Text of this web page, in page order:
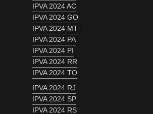
IPVA 2024 AC
IPVA 2024 GO
IPVA 2024 MT
IPVA 2024 PA
IPVA 2024 PI
IPVA 2024 RR
IPVA 2024 TO
IPVA 2024 RJ
IPVA 2024 SP
IPVA 2024 RS